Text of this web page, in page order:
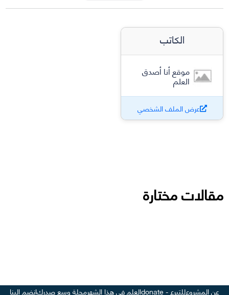
الكاتب
موقع أنا أصدق
العلم
عرض الملف الشخصي
مقالات مختارة
عن المشروعللتبرع - donate العلم في هذا الشهرمجلة وسع صدركانضم إلينا